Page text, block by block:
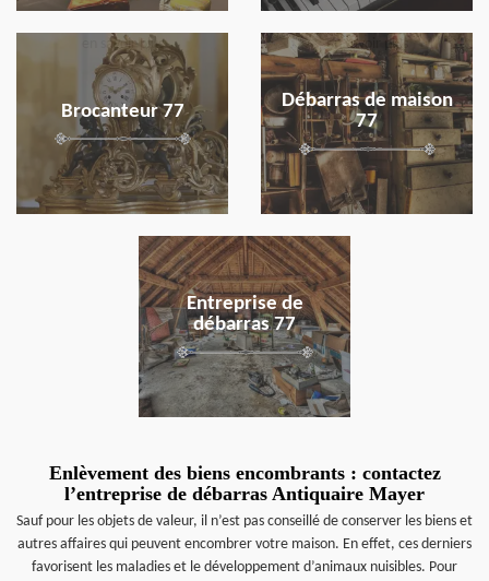
Brocanteur 77
en savoir plus
Débarras de maison
77
en savoir plus
Entreprise de
débarras 77
en savoir plus
Enlèvement des biens encombrants : contactez
l’entreprise de débarras Antiquaire Mayer
Sauf pour les objets de valeur, il n’est pas conseillé de conserver les biens et
autres affaires qui peuvent encombrer votre maison. En effet, ces derniers
favorisent les maladies et le développement d’animaux nuisibles. Pour